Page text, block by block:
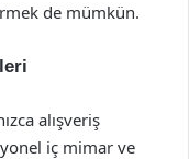
de mümkün.
alışveriş
iç mimar ve